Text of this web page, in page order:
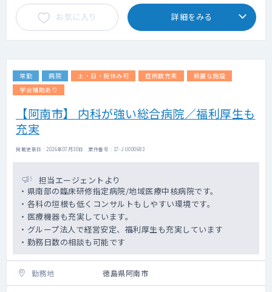
お気に入り 詳細をみる
常勤 病院 土・日・祝休み可 症例数充実
綺麗な施設
学会補助あり
【阿南市】 内科が強い総合病院／福利厚生も
充実
掲載更新日 : 2026年07月30日 案件番号 : 17-JU000683
担当エージェントより
・県南部の臨床研修指定病院/地域医療中核病院です。
・各科の垣根も低くコンサルトもしやすい環境です。
・医療機器も充実しています。
・グループ法人で経営安定、福利厚生も充実しています
・勤務日数の相談も可能です
勤務地 徳島県阿南市